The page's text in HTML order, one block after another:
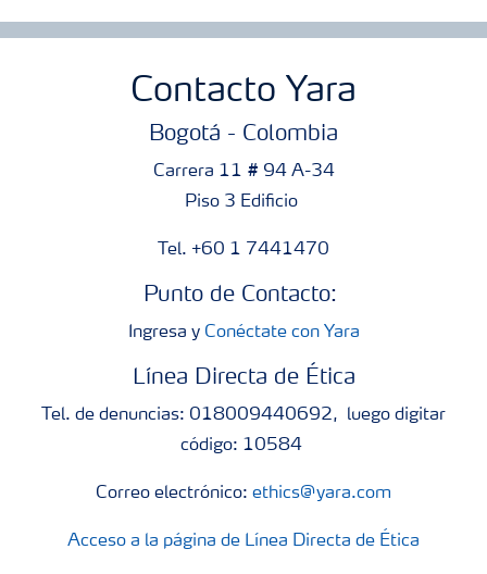
Contacto Yara
Bogotá - Colombia
Carrera 11 # 94 A-34
Piso 3 Edificio
Tel. +60 1 7441470
Punto de Contacto:
Ingresa y Conéctate con Yara
Línea Directa de Ética
Tel. de denuncias: 018009440692, luego digitar
código: 10584
Correo electrónico: ethics@yara.com
Acceso a la página de Línea Directa de Ética